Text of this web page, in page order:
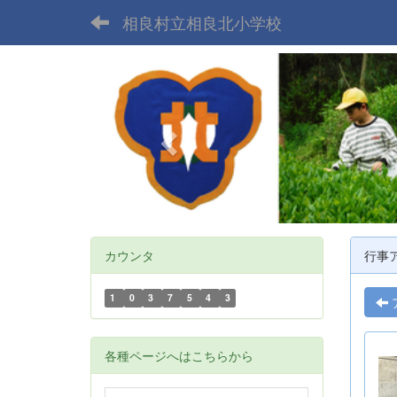
相良村立相良北小学校
p
r
e
v
i
o
u
s
行事
カウンタ
1 0 3 7 5 4 3
各種ページへはこちらから